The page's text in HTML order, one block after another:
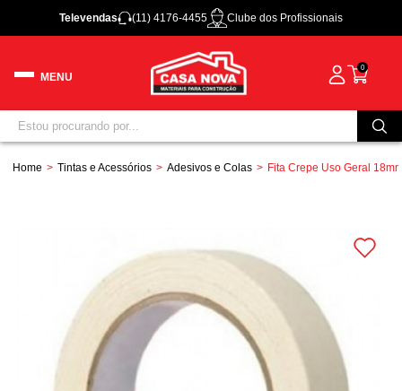
Televendas (11) 4176-4455 Clube dos Profissionais
0
Home Tintas e Acessórios Adesivos e Colas Fita Crepe Uso Geral